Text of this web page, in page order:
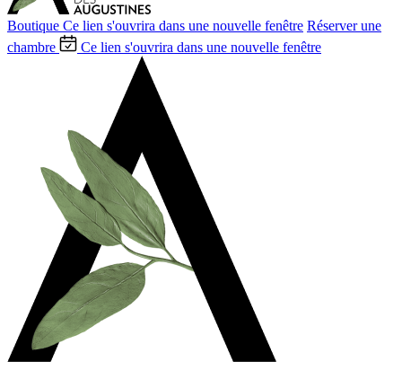
Boutique Ce lien s'ouvrira dans une nouvelle fenêtre Réserver une
chambre
Ce lien s'ouvrira dans une nouvelle fenêtre